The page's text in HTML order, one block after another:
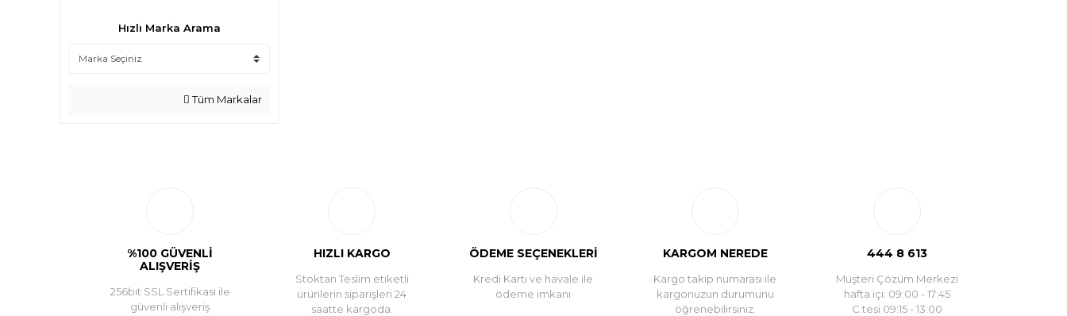
Hızlı Marka Arama
Tüm Markalar
%100 GÜVENLİ
ALIŞVERİŞ
256bit SSL Sertifikası ile
güvenli alışveriş
HIZLI KARGO
Stoktan Teslim etiketli
ürünlerin siparişleri 24
saatte kargoda.
ÖDEME SEÇENEKLERİ
Kredi Kartı ve havale ile
ödeme imkanı
KARGOM NEREDE
Kargo takip numarası ile
kargonuzun durumunu
öğrenebilirsiniz.
444 8 613
Müşteri Çözüm Merkezi
hafta içi: 09:00 - 17:45
C.tesi 09:15 - 13:00